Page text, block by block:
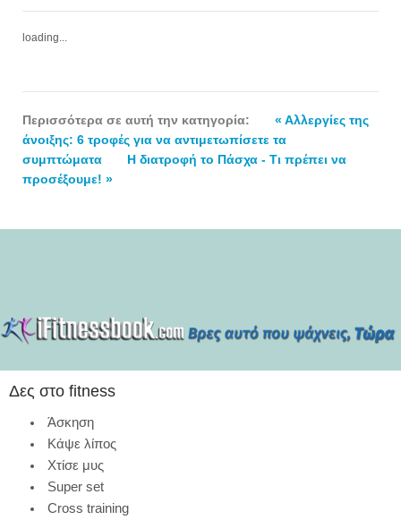
loading...
Περισσότερα σε αυτή την κατηγορία:
« Αλλεργίες της
άνοιξης: 6 τροφές για να αντιμετωπίσετε τα
συμπτώματα
Η διατροφή το Πάσχα - Τι πρέπει να
προσέξουμε! »
Δες στο fitness
Άσκηση
Κάψε λίπος
Χτίσε μυς
Super set
Cross training